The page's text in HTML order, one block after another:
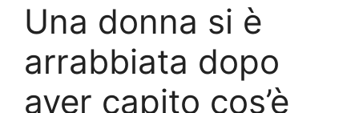
Una donna si è
arrabbiata dopo
aver capito cos’è